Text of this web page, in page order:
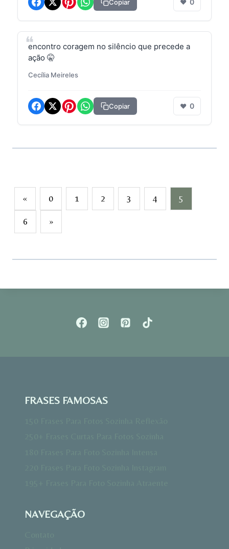
Copiar ❤ 0
encontro coragem no silêncio que precede a
ação 🤫
Cecília Meireles
Copiar ❤ 0
« 0 1 2 3 4 5
6 »
FRASES FAMOSAS
NAVEGAÇÃO